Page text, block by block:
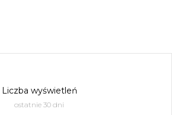
Liczba wyświetleń
ostatnie 30 dni